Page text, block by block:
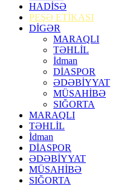
HADİSƏ
PEŞƏ ETİKASI
DİGƏR
MARAQLI
TƏHLİL
İdman
DİASPOR
ƏDƏBİYYAT
MÜSAHİBƏ
SIĞORTA
MARAQLI
TƏHLİL
İdman
DİASPOR
ƏDƏBİYYAT
MÜSAHİBƏ
SIĞORTA